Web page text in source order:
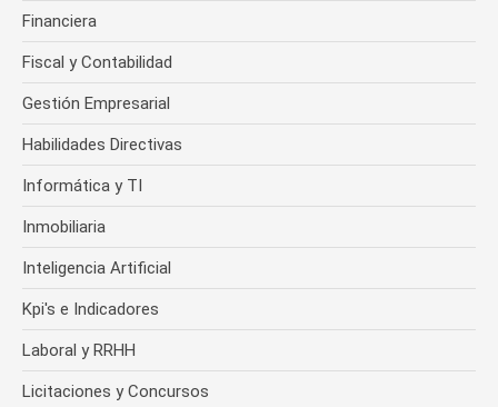
Financiera
Fiscal y Contabilidad
Gestión Empresarial
Habilidades Directivas
Informática y TI
Inmobiliaria
Inteligencia Artificial
Kpi's e Indicadores
Laboral y RRHH
Licitaciones y Concursos